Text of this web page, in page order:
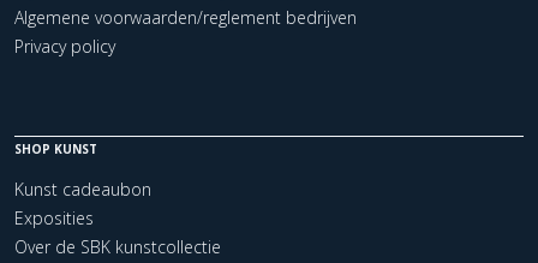
Algemene voorwaarden/reglement bedrijven
Privacy policy
SHOP KUNST
Kunst cadeaubon
Exposities
Over de SBK kunstcollectie